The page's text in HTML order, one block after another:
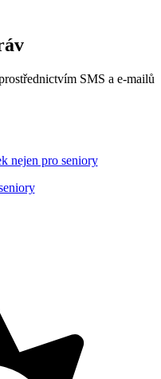
SMS a e-mailů
nejen pro seniory